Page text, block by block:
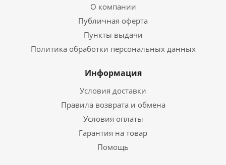
О компании
Публичная оферта
Пункты выдачи
Политика обработки персональных данных
Информация
Условия доставки
Правила возврата и обмена
Условия оплаты
Гарантия на товар
Помощь